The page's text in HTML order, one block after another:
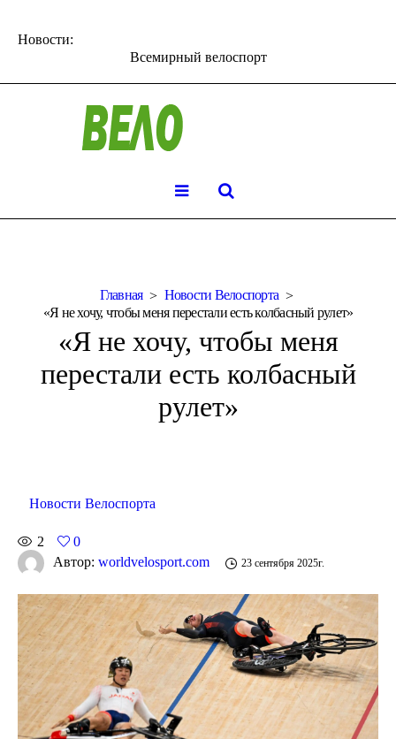
Новости:
Всемирный велоспорт
Главная
Новости Велоспорта
«Я не хочу, чтобы меня перестали есть колбасный рулет»
«Я не хочу, чтобы меня
перестали есть колбасный
рулет»
Новости Велоспорта
2
0
Автор: worldvelosport.com 23 сентября 2025г.